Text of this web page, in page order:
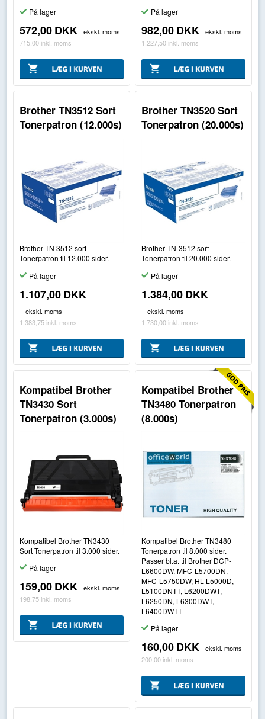
På lager
572,00DKK
ekskl. moms
715,00 inkl. moms
På lager
982,00DKK
ekskl. moms
1.227,50 inkl. moms
Brother TN3512 Sort
Tonerpatron (12.000s)
Brother TN 3512 sort
Tonerpatron til 12.000 sider.
På lager
1.107,00DKK
ekskl. moms
1.383,75 inkl. moms
Brother TN3520 Sort
Tonerpatron (20.000s)
Brother TN-3512 sort
Tonerpatron til 20.000 sider.
På lager
1.384,00DKK
ekskl. moms
1.730,00 inkl. moms
Kompatibel Brother
TN3430 Sort
Tonerpatron (3.000s)
Kompatibel Brother TN3430
Sort Tonerpatron til 3.000 sider.
På lager
159,00DKK
ekskl. moms
198,75 inkl. moms
Kompatibel Brother
TN3480 Tonerpatron
(8.000s)
Kompatibel Brother TN3480
Tonerpatron til 8.000 sider.
Passer bl.a. til Brother DCP-
L6600DW, MFC-L5700DN,
MFC-L5750DW; HL-L5000D,
L5100DNTT, L6200DWT,
L6250DN, L6300DWT,
L6400DWTT
På lager
160,00DKK
ekskl. moms
200,00 inkl. moms